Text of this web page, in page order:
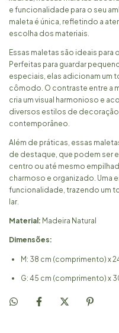
e funcionalidade para o seu
maleta é única, refletindo a
escolha dos materiais.
Essas maletas são ideais
Perfeitas para guardar
especiais, elas adicionam um
cômodo. O contraste entre a
cria um visual harmonioso e
diversos estilos de
contemporâneo.
Além de práticas, essas
de destaque, que podem ser
centro ou até mesmo
charmoso e organizado. Uma
funcionalidade, trazendo um
lar.
Material: Madeira Natural
Dimensões:
M: 38 cm (comprimento) x
G: 45 cm (comprimento) x